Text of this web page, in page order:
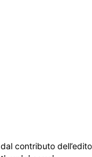
contributo